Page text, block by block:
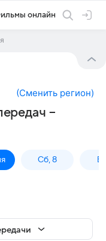
онлайн
(Сменить регион)
–
Сб, 8